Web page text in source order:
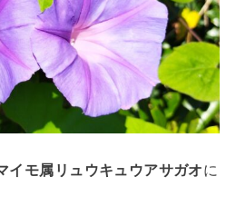
イモ属リュウキュウアサガオに